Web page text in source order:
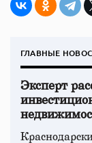
ГЛАВНЫЕ
Эксперт